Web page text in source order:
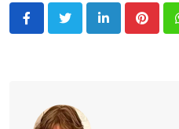
LinkedIn